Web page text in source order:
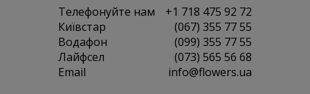
Телефонуйте нам
+1 718 475 92 72
Київстар
(067) 355 77 55
Водафон
(099) 355 77 55
Лайфсел
(073) 565 56 68
Email
info@flowers.ua